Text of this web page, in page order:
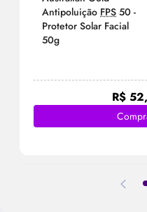
Antipoluição FPS 50 -
Protetor Solar Facial
50g
R$